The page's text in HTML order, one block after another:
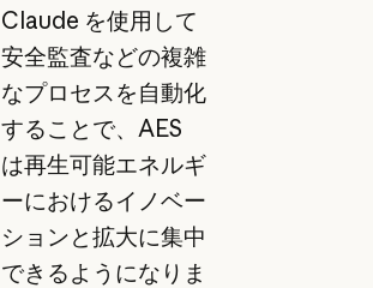
Claude を使用して
安全監査などの複雑
なプロセスを自動化
することで、AES
は再生可能エネルギ
ーにおけるイノベー
ションと拡大に集中
できるようになりま